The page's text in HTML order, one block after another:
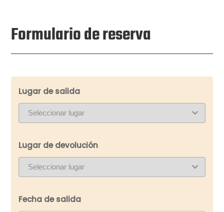
Formulario de reserva
Lugar de salida
Lugar de devolución
Fecha de salida